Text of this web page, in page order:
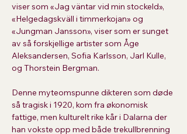
viser som «Jag väntar vid min stockeld»,
«Helgedagskväll i timmerkojan» og
«Jungman Jansson», viser som er sunget
av så forskjellige artister som Åge
Aleksandersen, Sofia Karlsson, Jarl Kulle,
og Thorstein Bergman.
Denne myteomspunne dikteren som døde
så tragisk i 1920, kom fra økonomisk
fattige, men kulturelt rike kår i Dalarna der
han vokste opp med både trekullbrenning